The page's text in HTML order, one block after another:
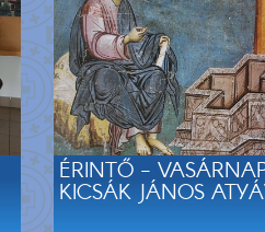
ÉRINTŐ -
KICSÁK JÁNOS